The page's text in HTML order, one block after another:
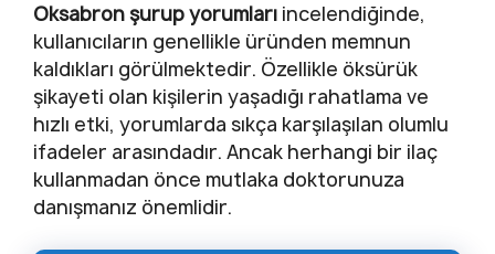
Oksabron şurup yorumları incelendiğinde,
kullanıcıların genellikle üründen memnun
kaldıkları görülmektedir. Özellikle öksürük
şikayeti olan kişilerin yaşadığı rahatlama ve
hızlı etki, yorumlarda sıkça karşılaşılan olumlu
ifadeler arasındadır. Ancak herhangi bir ilaç
kullanmadan önce mutlaka doktorunuza
danışmanız önemlidir.